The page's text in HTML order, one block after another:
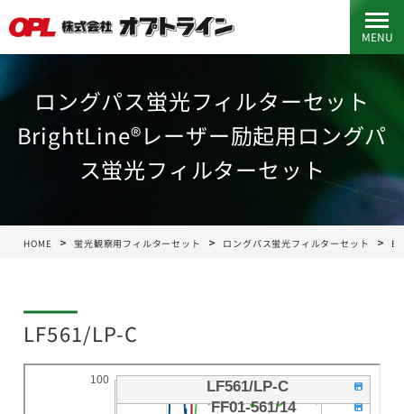
MENU
ロングパス蛍光フィルターセット
BrightLine®レーザー励起用ロングパ
ス蛍光フィルターセット
HOME 蛍光観察用フィルターセット ロングパス蛍光フィルターセット
LF561/LP-C